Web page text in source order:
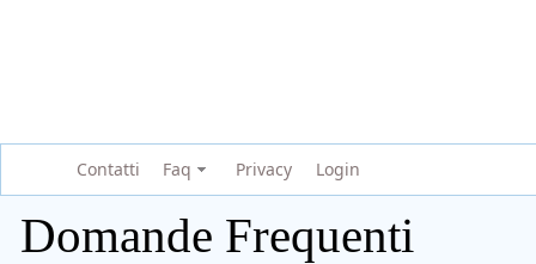
Contatti Faq Privacy Login
Domande Frequenti